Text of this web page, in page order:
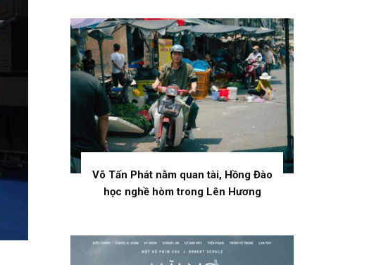
Võ Tấn Phát nằm quan tài, Hồng Đào
học nghề hòm trong Lên Hương